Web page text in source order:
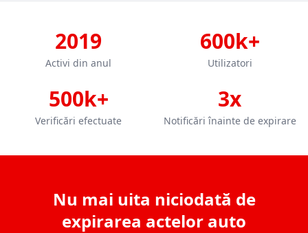
2019
Activi din anul
600k+
Utilizatori
500k+
Verificări efectuate
3x
Notificări înainte de expirare
Nu mai uita niciodată de
expirarea actelor auto